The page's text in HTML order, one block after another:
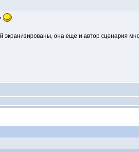
экранизированы, она еще и автор сценария